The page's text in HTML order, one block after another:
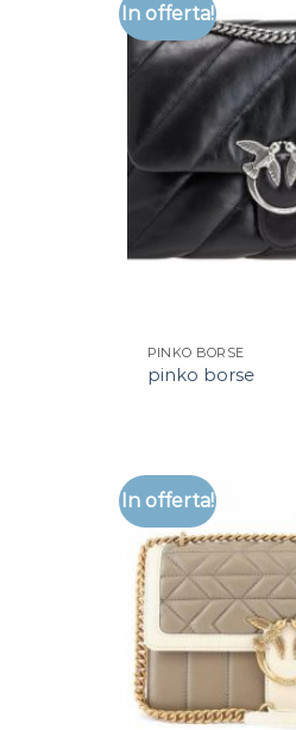
In offerta!
PINKO BORSE
pinko borse
In offerta!